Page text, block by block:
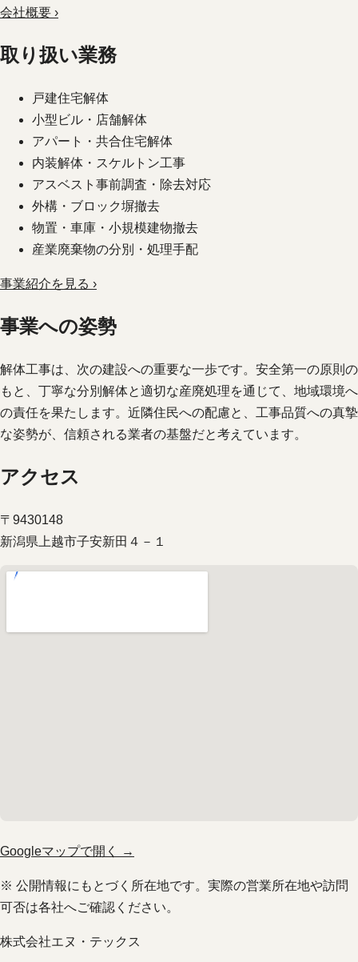
会社概要 ›
取り扱い業務
戸建住宅解体
小型ビル・店舗解体
アパート・共合住宅解体
内装解体・スケルトン工事
アスベスト事前調査・除去対応
外構・ブロック塀撤去
物置・車庫・小規模建物撤去
産業廃棄物の分別・処理手配
事業紹介を見る ›
事業への姿勢
解体工事は、次の建設への重要な一歩です。安全第一の原則の
もと、丁寧な分別解体と適切な産廃処理を通じて、地域環境へ
の責任を果たします。近隣住民への配慮と、工事品質への真摯
な姿勢が、信頼される業者の基盤だと考えています。
アクセス
〒9430148
新潟県上越市子安新田４－１
Googleマップで開く →
※ 公開情報にもとづく所在地です。実際の営業所在地や訪問
可否は各社へご確認ください。
株式会社エヌ・テックス